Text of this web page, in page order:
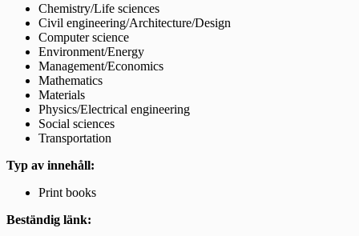
Chemistry/Life sciences
Civil engineering/Architecture/Design
Computer science
Environment/Energy
Management/Economics
Mathematics
Materials
Physics/Electrical engineering
Social sciences
Transportation
Typ av innehåll:
Print books
Beständig länk: